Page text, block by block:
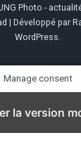
Photo -
| Développé par
WordPress
Manage consent
la version